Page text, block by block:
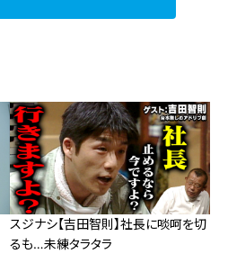
スジナシ【吉田智則】社長に啖呵を切
るも…未練タラタラ